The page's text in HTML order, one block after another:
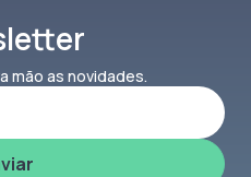
mão as novidades.